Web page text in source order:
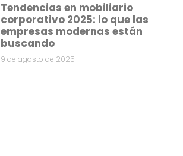
Tendencias en mobiliario
corporativo 2025: lo que las
empresas modernas están
buscando
9 de agosto de 2025